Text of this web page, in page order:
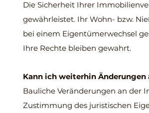
Die Sicherheit Ihrer
gewährleistet. Ihr Wohn- bzw.
bei einem Eigentümerwechsel
Ihre Rechte bleiben gewahrt.
Kann ich weiterhin Änderungen
Bauliche Veränderungen an der
Zustimmung des juristischen